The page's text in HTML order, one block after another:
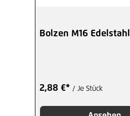
Bolzen M16 Edelstahl
2,88 €* / Je Stück